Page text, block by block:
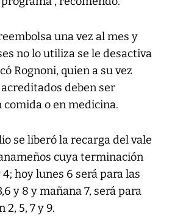
una vez al mes y
no lo utiliza se le desactiva
Rognoni, quien a su vez
deben ser
o en medicina.
se liberó la recarga del vale
cuya terminación
4; hoy lunes 6 será para las
y 8 y mañana 7, será para
5, 7 y 9.